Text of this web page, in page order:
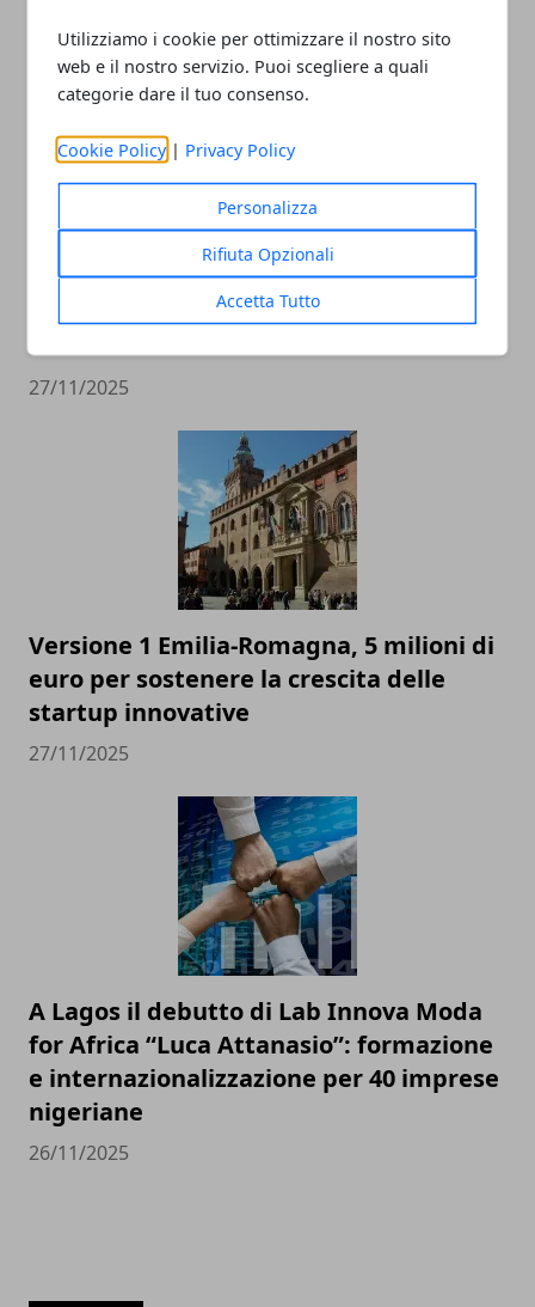
Utilizziamo i cookie per ottimizzare il nostro sito
web e il nostro servizio. Puoi scegliere a quali
categorie dare il tuo consenso.
Cookie Policy | Privacy Policy
Personalizza
Rifiuta Opzionali
Accetta Tutto
ARTICOLI CORRELATI
Un agrinido tra le vigne: a Modena un
modello nazionale di educazione rurale
27/11/2025
Versione 1 Emilia-Romagna, 5 milioni di
euro per sostenere la crescita delle
startup innovative
27/11/2025
A Lagos il debutto di Lab Innova Moda
for Africa “Luca Attanasio”: formazione
e internazionalizzazione per 40 imprese
nigeriane
26/11/2025